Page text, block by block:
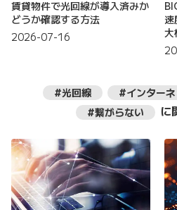
賃貸物件で光回線が導入済みか
どうか確認する方法
2026-07-16
大
#光回線 #インター
#繋がらない
に